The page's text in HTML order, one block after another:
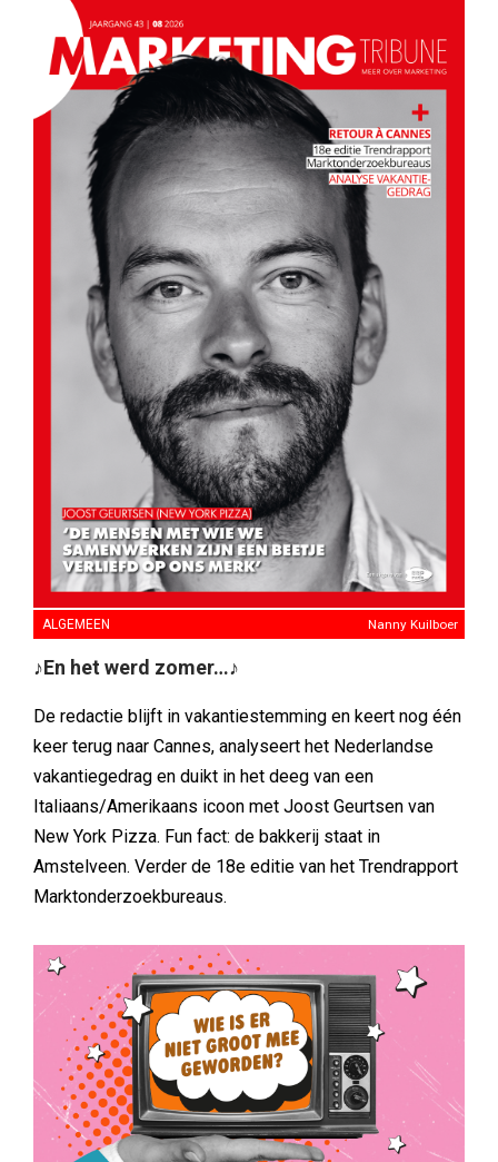
ALGEMEEN Nanny Kuilboer
♪En het werd zomer…♪
De redactie blijft in vakantiestemming en keert nog één
keer terug naar Cannes, analyseert het Nederlandse
vakantiegedrag en duikt in het deeg van een
Italiaans/Amerikaans icoon met Joost Geurtsen van
New York Pizza. Fun fact: de bakkerij staat in
Amstelveen. Verder de 18e editie van het Trendrapport
Marktonderzoekbureaus.